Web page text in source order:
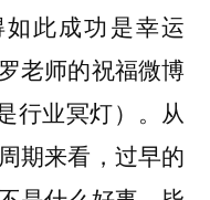
此成功是幸运
老师的祝福微博
行业冥灯）。从
期来看，过早的